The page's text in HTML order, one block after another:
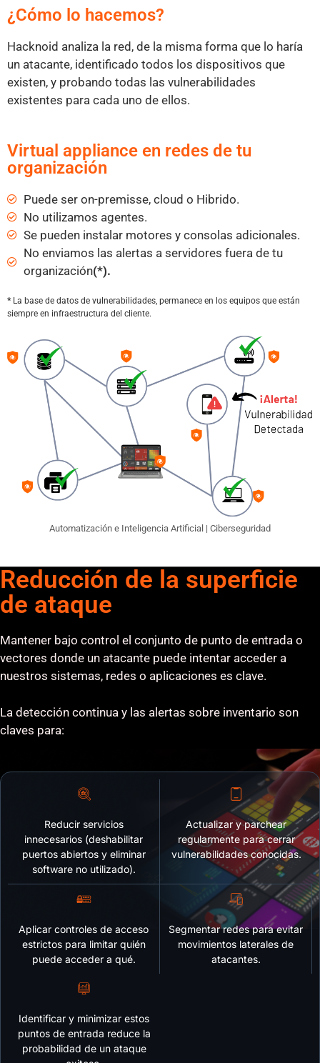
¿Cómo lo hacemos?
Hacknoid analiza la red, de la misma forma que lo haría
un atacante, identificado todos los dispositivos que
existen, y probando todas las vulnerabilidades
existentes para cada uno de ellos.
Virtual appliance en redes de tu
organización
Puede ser on-premisse, cloud o Hibrido.
No utilizamos agentes.
Se pueden instalar motores y consolas adicionales.
No enviamos las alertas a servidores fuera de tu
organización(*).
*La base de datos de vulnerabilidades, permanece en los equipos que están
siempre en infraestructura del cliente.
Automatización e Inteligencia Artificial | Ciberseguridad
Reducción de la superficie
de ataque
Mantener bajo control el conjunto de punto de entrada o
vectores donde un atacante puede intentar acceder a
nuestros sistemas, redes o aplicaciones es clave.
La detección continua y las alertas sobre inventario son
claves para:
Reducir servicios
innecesarios (deshabilitar
puertos abiertos y eliminar
software no utilizado).
Actualizar y parchear
regularmente para cerrar
vulnerabilidades conocidas.
Aplicar controles de acceso
estrictos para limitar quién
puede acceder a qué.
Segmentar redes para evitar
movimientos laterales de
atacantes.
Identificar y minimizar estos
puntos de entrada reduce la
probabilidad de un ataque